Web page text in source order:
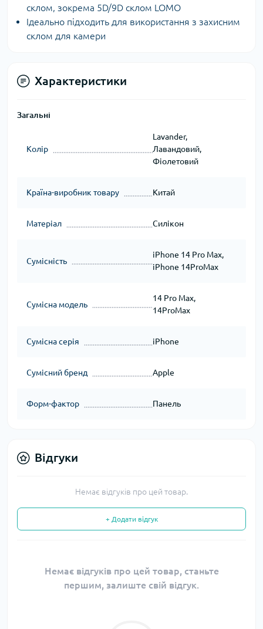
склом, зокрема 5D/9D склом LOMO
Ідеально підходить для використання з захисним
склом для камери
Характеристики
Загальні
Колір
Lavander,
Лавандовий,
Фіолетовий
Країна-виробник товару Китай
Матеріал Силікон
Сумісність
iPhone 14 Pro Max,
iPhone 14ProMax
Сумісна модель
14 Pro Max,
14ProMax
Сумісна серія iPhone
Сумісний бренд Apple
Форм-фактор Панель
Відгуки
Немає відгуків про цей товар.
+ Додати відгук
Немає відгуків про цей товар, станьте
першим, залиште свій відгук.